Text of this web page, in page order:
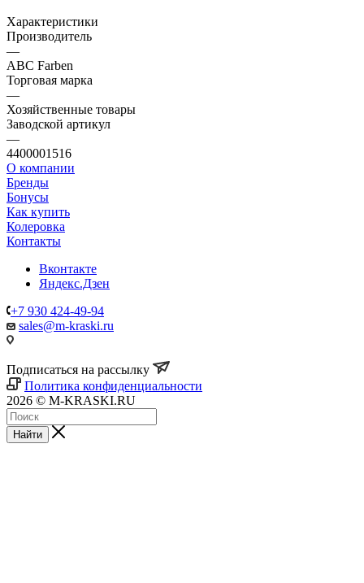
Характеристики
Производитель
—
ABC Farben
Торговая марка
—
Хозяйственные товары
Заводской артикул
—
4400001516
О компании
Бренды
Бонусы
Как купить
Колеровка
Контакты
Вконтакте
Яндекс.Дзен
+7 930 424-49-94
sales@m-kraski.ru
Подписаться на рассылку
Политика конфиденциальности
2026 © M-KRASKI.RU
Найти